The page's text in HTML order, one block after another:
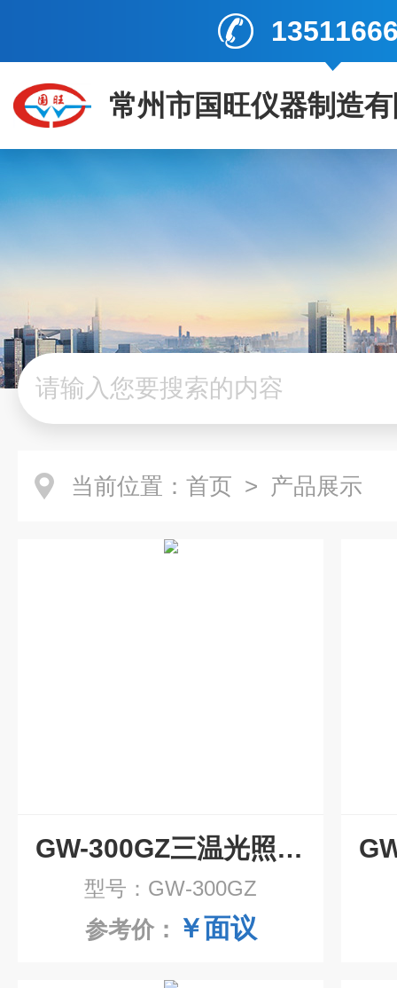
常州市国旺仪器制造
当前位置： 首页 > 产品展示
GW-300GZ三温光照培养箱
型号：GW-300GZ
参考价： ￥面议